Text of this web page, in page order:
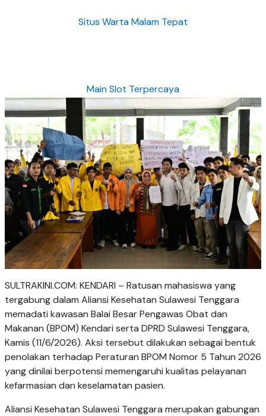
Situs Warta Malam Tepat
Main Slot Terpercaya
SULTRAKINI.COM: KENDARI – Ratusan mahasiswa yang
tergabung dalam Aliansi Kesehatan Sulawesi Tenggara
memadati kawasan Balai Besar Pengawas Obat dan
Makanan (BPOM) Kendari serta DPRD Sulawesi Tenggara,
Kamis (11/6/2026). Aksi tersebut dilakukan sebagai bentuk
penolakan terhadap Peraturan BPOM Nomor 5 Tahun 2026
yang dinilai berpotensi memengaruhi kualitas pelayanan
kefarmasian dan keselamatan pasien.
Aliansi Kesehatan Sulawesi Tenggara merupakan gabungan